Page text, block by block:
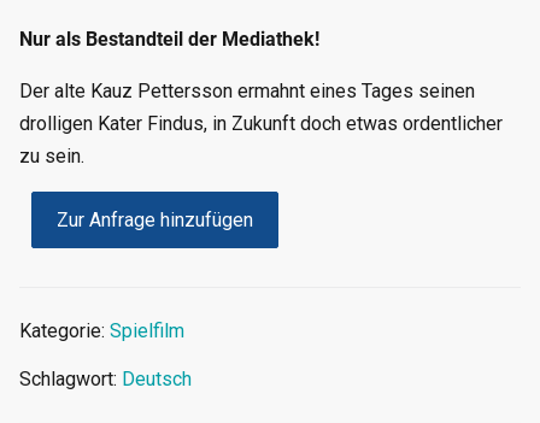
Nur als Bestandteil der Mediathek!
Der alte Kauz Pettersson ermahnt eines Tages seinen
drolligen Kater Findus, in Zukunft doch etwas ordentlicher
zu sein.
Zur Anfrage hinzufügen
Kategorie: Spielfilm
Schlagwort: Deutsch